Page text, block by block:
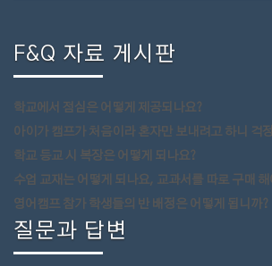
F&Q 자료 게시판
학교에서 점심은 어떻게 제공되나요?
아이가 캠프가 처음이라 혼자만 보내려고 하니 걱
학교 등교 시 복장은 어떻게 되나요?
수업 교재는 어떻게 되나요, 교과서를 따로 구매 해
영어캠프 참가 학생들의 반 배정은 어떻게 됩니까?
질문과 답변